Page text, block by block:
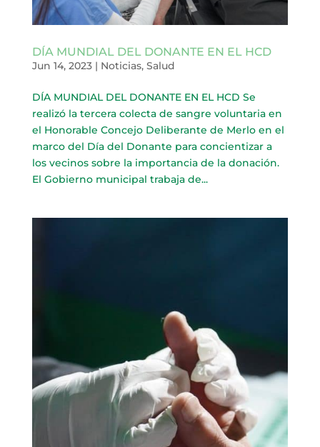
DÍA MUNDIAL DEL DONANTE EN EL HCD
Jun 14, 2023| Noticias, Salud
DÍA MUNDIAL DEL DONANTE EN EL HCD Se
realizó la tercera colecta de sangre voluntaria en
el Honorable Concejo Deliberante de Merlo en el
marco del Día del Donante para concientizar a
los vecinos sobre la importancia de la donación.
El Gobierno municipal trabaja de...